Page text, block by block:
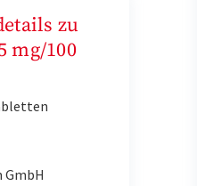
zu
mg/100
GmbH